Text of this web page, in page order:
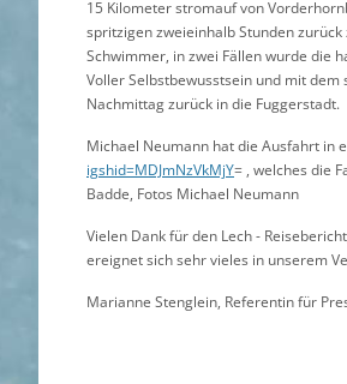
15 Kilometer stromauf von
spritzigen zweieinhalb Stunden
Schwimmer, in zwei Fällen wurde die
Voller Selbstbewusstsein und mit
Nachmittag zurück in die Fuggerstadt.
Michael Neumann hat die Ausfahrt in
igshid=MDJmNzVkMjY= , welches die
Badde, Fotos Michael Neumann
Vielen Dank für den Lech -
ereignet sich sehr vieles in unserem
Marianne Stenglein, Referentin für